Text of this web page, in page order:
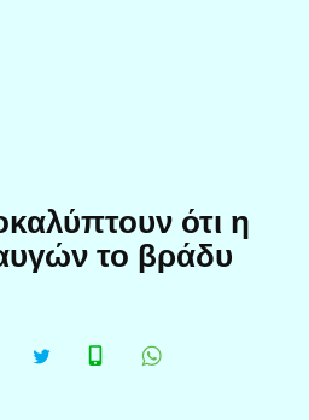
ότι η
το βράδυ